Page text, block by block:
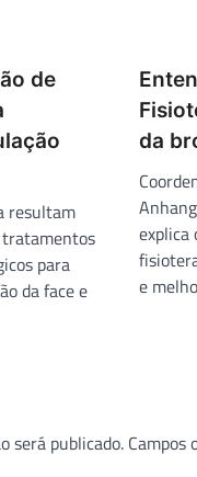
de
resultam
tratamentos
para
da face e
da
explica
e
será publicado. Campos